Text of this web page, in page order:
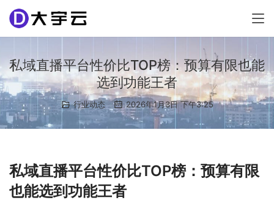
私域直播平台性价比TOP榜：预算有限也能
选到功能王者
行业动态 2026年1月3日 下午3:25
私域直播平台性价比TOP榜：预算有限
也能选到功能王者